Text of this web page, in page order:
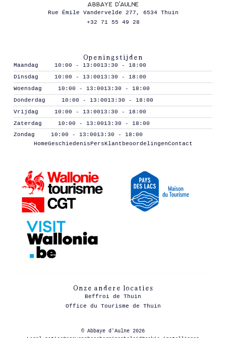
Rue Émile Vandervelde 277, 6534 Thuin
+32 71 55 49 28
Openingstijden
Maandag 10:00 - 13:0013:30 - 18:00
Dinsdag
10:00 - 13:0013:30 - 18:00
Woensdag
10:00 - 13:0013:30 - 18:00
Donderdag
10:00 - 13:0013:30 - 18:00
Vrijdag
10:00 - 13:0013:30 - 18:00
Zaterdag
10:00 - 13:0013:30 - 18:00
Zondag
10:00 - 13:0013:30 - 18:00
HomeGeschiedenisPersKlantbeoordelingenContact
Onze andere locaties
Beffroi de Thuin
Office du Tourisme de Thuin
© Abbaye d'Aulne 2026